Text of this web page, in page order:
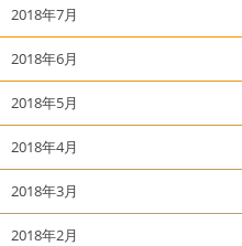
2018年7月
2018年6月
2018年5月
2018年4月
2018年3月
2018年2月